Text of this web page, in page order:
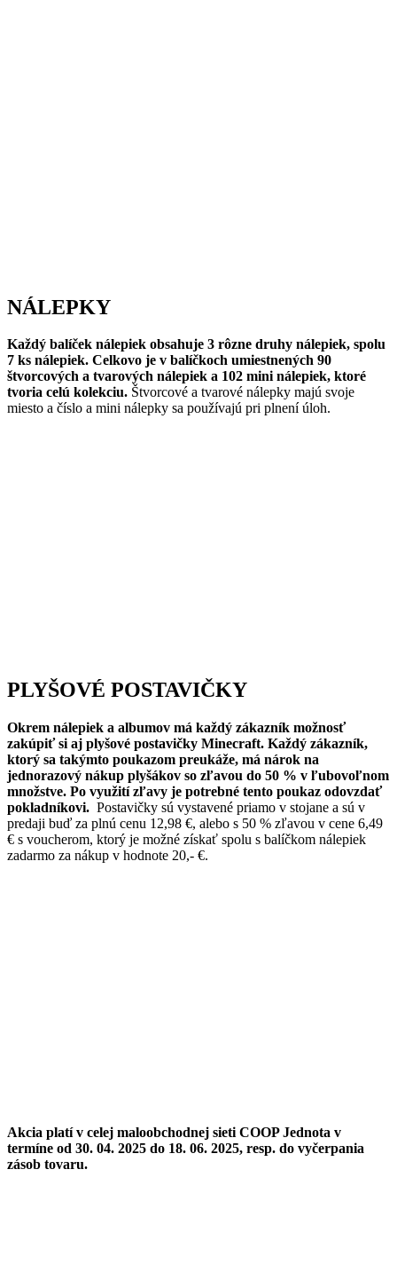
NÁLEPKY
Každý balíček nálepiek obsahuje 3 rôzne druhy nálepiek, spolu
7 ks nálepiek. Celkovo je v balíčkoch umiestnených 90
štvorcových a tvarových nálepiek a 102 mini nálepiek, ktoré
tvoria celú kolekciu. Štvorcové a tvarové nálepky majú svoje
miesto a číslo a mini nálepky sa používajú pri plnení úloh.
PLYŠOVÉ POSTAVIČKY
Okrem nálepiek a albumov má každý zákazník možnosť
zakúpiť si aj plyšové postavičky Minecraft. Každý zákazník,
ktorý sa takýmto poukazom preukáže, má nárok na
jednorazový nákup plyšákov so zľavou do 50 % v ľubovoľnom
množstve. Po využití zľavy je potrebné tento poukaz odovzdať
pokladníkovi. Postavičky sú vystavené priamo v stojane a sú v
predaji buď za plnú cenu 12,98 €, alebo s 50 % zľavou v cene 6,49
€ s voucherom, ktorý je možné získať spolu s balíčkom nálepiek
zadarmo za nákup v hodnote 20,- €.
Akcia platí v celej maloobchodnej sieti COOP Jednota v
termíne od 30. 04. 2025 do 18. 06. 2025, resp. do vyčerpania
zásob tovaru.